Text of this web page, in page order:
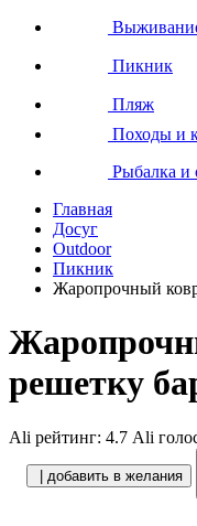
Пикник
Пляж
Походы и
Рыбалка и
Главная
Досуг
Outdoor
Пикник
Жаропрочный
решетку
Ali рейтинг: 4.7 Ali
| добавить в желания